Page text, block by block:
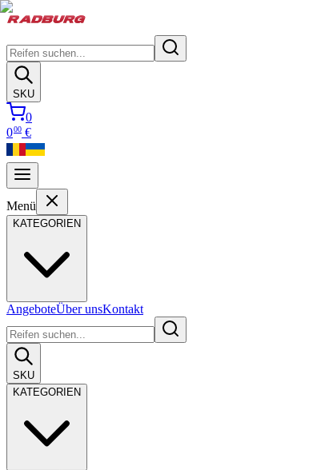
SKU
0
000 €
Menü
KATEGORIEN
AngeboteÜber unsKontakt
SKU
KATEGORIEN